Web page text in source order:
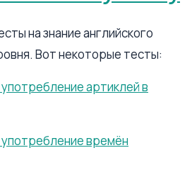
на знание английского
Вот некоторые тесты:
артиклей в
времён